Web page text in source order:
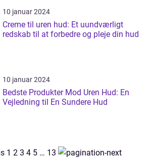
10 januar 2024
Creme til uren hud: Et uundværligt
redskab til at forbedre og pleje din hud
10 januar 2024
Bedste Produkter Mod Uren Hud: En
Vejledning til En Sundere Hud
1 2 3 4 5 … 13